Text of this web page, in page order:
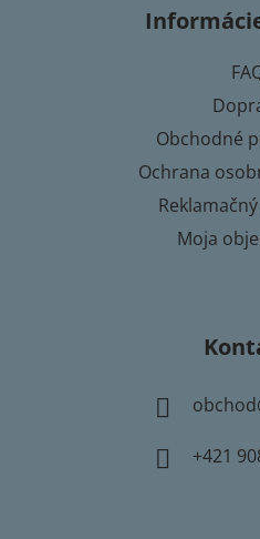
Obchodné
Ochrana
Moja
obchod
+421